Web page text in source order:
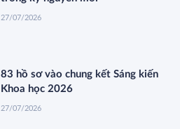
27/07/2026
83 hồ sơ vào chung kết Sáng kiến
Khoa học 2026
27/07/2026